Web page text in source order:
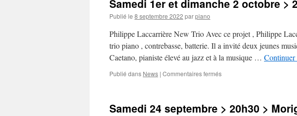
>
Germain
lès
Arpajon
Samedi 1er et dimanche 2 octobre >
Publié le 8 septembre 2022 parpiano
Philippe Laccarrière New Trio Avec ce projet , Philippe
trio piano , contrebasse, batterie. Il a invité deux jeunes
Caetano, pianiste élevé au jazz et à la musique … Continuer
Publié dans News | Commentaires ferméssur
dimanche
Samedi 24 septembre > 20h30 >